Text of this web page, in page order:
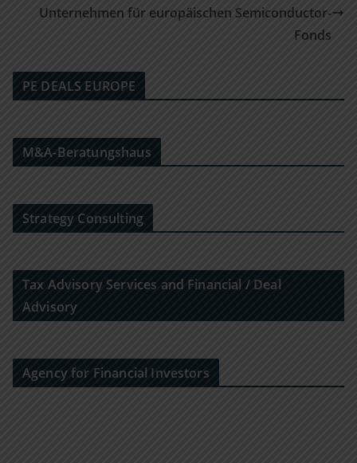
Unternehmen für europäischen Semiconductor-
Fonds
PE DEALS EUROPE
M&A-Beratungshaus
Strategy Consulting
Tax Advisory Services and Financial / Deal
Advisory
Agency for Financial Investors